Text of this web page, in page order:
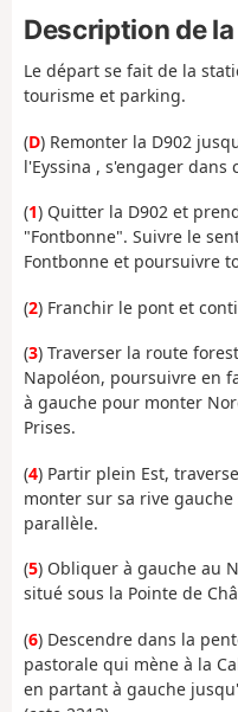
Description de
Le départ se fait de la
tourisme et parking.
(D) Remonter la D902
l'Eyssina , s'engager dans
(1) Quitter la D902 et
"Fontbonne". Suivre le
Fontbonne et poursuivre
(2) Franchir le pont et
(3) Traverser la route
Napoléon, poursuivre en
à gauche pour monter
Prises.
(4) Partir plein Est,
monter sur sa rive
parallèle.
(5) Obliquer à gauche au
situé sous la Pointe de
(6) Descendre dans la
pastorale qui mène à la
en partant à gauche